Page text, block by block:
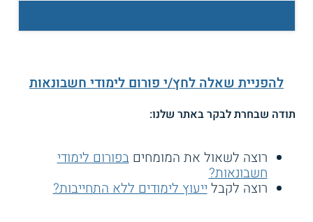
להפניית שאלה לחץ/י פורום לימודי חשבונאות
תודה שבחרת לבקר באתר שלנו:
רוצה לשאול את המומחיםבפורום לימודי
חשבונאות?
רוצה לקבלייעוץ לימודים ללא התחייבות?